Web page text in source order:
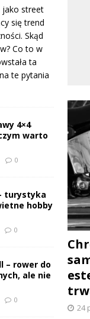
jako street
się trend
Skąd
Co to w
ta
te pytania
4×4
warto
0
turystyka
hobby
0
– rower do
ale nie
0
24